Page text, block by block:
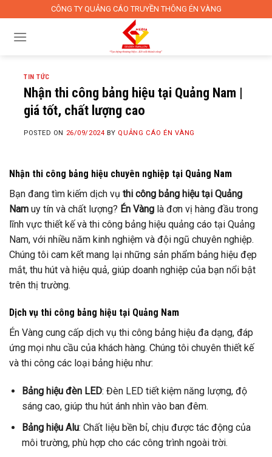
content
CÔNG TY QUẢNG CÁO TRUYỀN THÔNG ÉN VÀNG
TIN TỨC
Nhận thi công bảng hiệu tại Quảng Nam |
giá tốt, chất lượng cao
POSTED ON 26/09/2024 BY QUẢNG CÁO ÉN VÀNG
Nhận thi công bảng hiệu chuyên nghiệp tại Quảng Nam
Bạn đang tìm kiếm dịch vụ thi công bảng hiệu tại Quảng
Nam uy tín và chất lượng? Én Vàng là đơn vị hàng đầu trong
lĩnh vực thiết kế và thi công bảng hiệu quảng cáo tại Quảng
Nam, với nhiều năm kinh nghiệm và đội ngũ chuyên nghiệp.
Chúng tôi cam kết mang lại những sản phẩm bảng hiệu đẹp
mắt, thu hút và hiệu quả, giúp doanh nghiệp của bạn nổi bật
trên thị trường.
Dịch vụ thi công bảng hiệu tại Quảng Nam
Én Vàng cung cấp dịch vụ thi công bảng hiệu đa dạng, đáp
ứng mọi nhu cầu của khách hàng. Chúng tôi chuyên thiết kế
và thi công các loại bảng hiệu như:
Bảng hiệu đèn LED: Đèn LED tiết kiệm năng lượng, độ
sáng cao, giúp thu hút ánh nhìn vào ban đêm.
Bảng hiệu Alu: Chất liệu bền bỉ, chịu được tác động của
môi trường, phù hợp cho các công trình ngoài trời.